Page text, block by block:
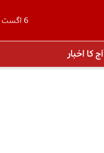
6 اگست ,2026
آج کا اخبار